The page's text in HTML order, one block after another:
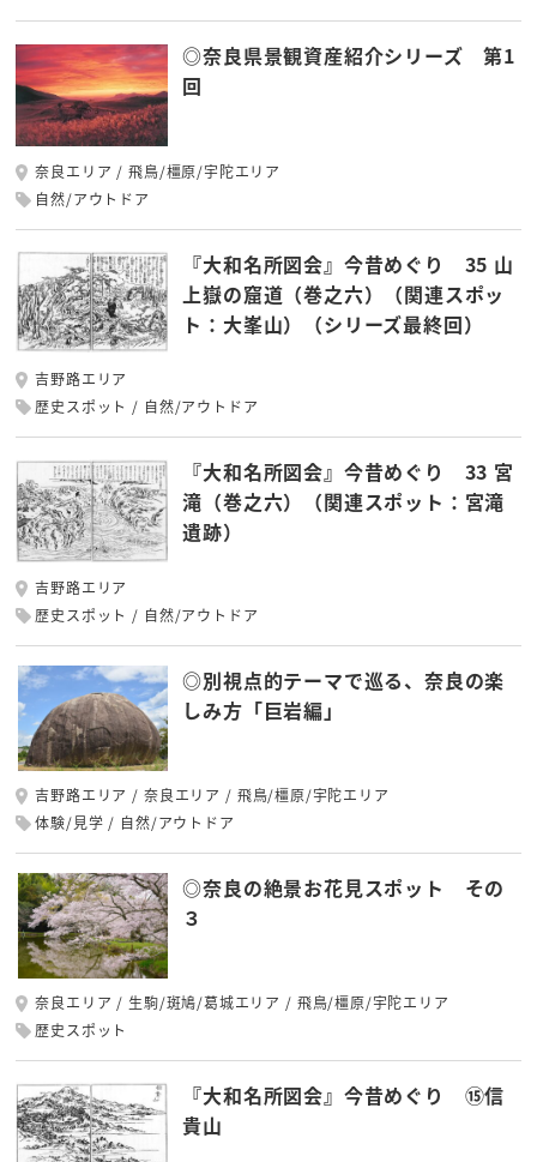
◎奈良県景観資産紹介シリーズ 第1
回
奈良エリア
飛鳥/橿原/宇陀エリア
自然/アウトドア
『大和名所図会』今昔めぐり 35 山
上嶽の窟道（巻之六）（関連スポッ
ト：大峯山）（シリーズ最終回）
吉野路エリア
歴史スポット
自然/アウトドア
『大和名所図会』今昔めぐり 33 宮
滝（巻之六）（関連スポット：宮滝
遺跡）
吉野路エリア
歴史スポット
自然/アウトドア
◎別視点的テーマで巡る、奈良の楽
しみ方「巨岩編」
吉野路エリア 奈良エリア
飛鳥/橿原/宇陀エリア
体験/見学
自然/アウトドア
◎奈良の絶景お花見スポット その
３
奈良エリア 生駒/斑鳩/葛城エリア
飛鳥/橿原/宇陀エリア
歴史スポット
『大和名所図会』今昔めぐり ⑮信
貴山